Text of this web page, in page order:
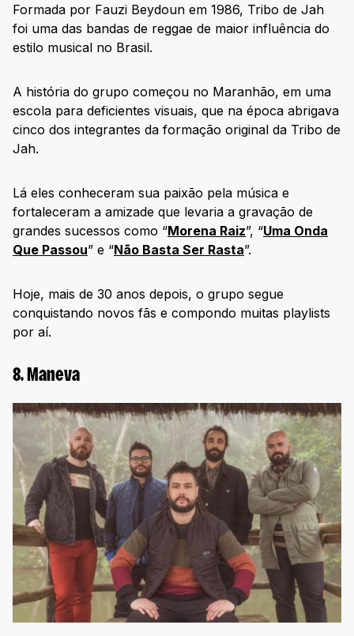
Formada por Fauzi Beydoun em 1986, Tribo de Jah
foi uma das bandas de reggae de maior influência do
estilo musical no Brasil.
A história do grupo começou no Maranhão, em uma
escola para deficientes visuais, que na época abrigava
cinco dos integrantes da formação original da Tribo de
Jah.
Lá eles conheceram sua paixão pela música e
fortaleceram a amizade que levaria a gravação de
grandes sucessos como “Morena Raiz”, “Uma Onda
Que Passou” e “Não Basta Ser Rasta”.
Hoje, mais de 30 anos depois, o grupo segue
conquistando novos fãs e compondo muitas playlists
por aí.
8. Maneva